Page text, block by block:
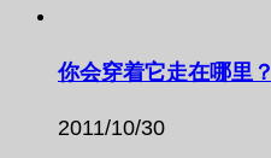
你会穿着它走在哪里？
2011/10/30